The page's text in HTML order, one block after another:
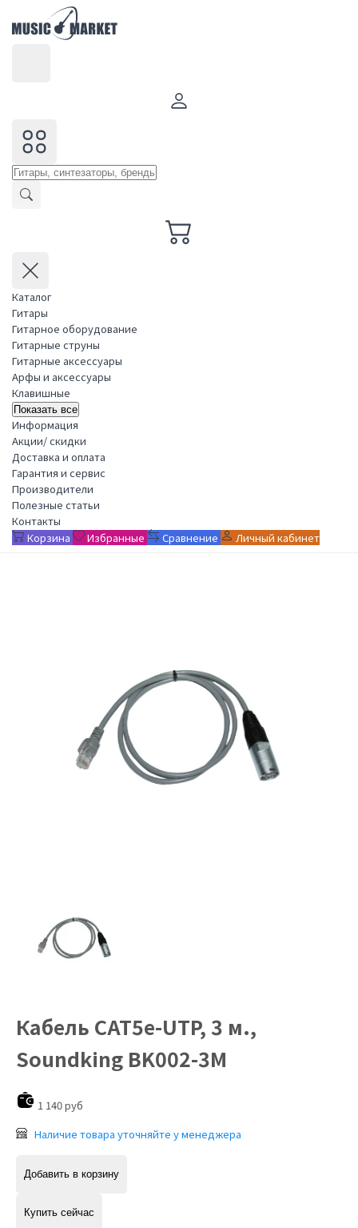
Каталог
Гитары
Гитарное оборудование
Гитарные струны
Гитарные аксессуары
Арфы и аксессуары
Клавишные
Показать все
Информация
Акции/ скидки
Доставка и оплата
Гарантия и сервис
Производители
Полезные статьи
Контакты
Корзина
Избранные Сравнение Личный кабинет
Кабель CAT5e-UTP, 3 м.,
Soundking BK002-3M
1 140 руб
Наличие товара уточняйте у менеджера
Добавить в корзину
Купить сейчас